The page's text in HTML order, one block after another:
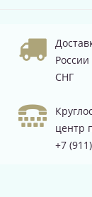
СНГ
центр
+7